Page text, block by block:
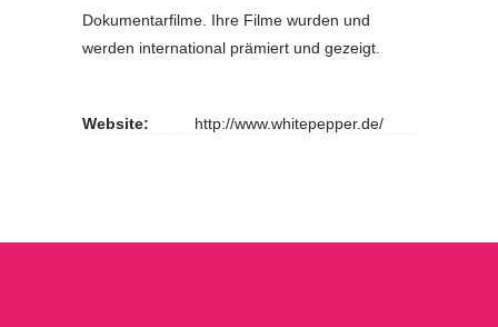
Dokumentarfilme. Ihre Filme wurden und
werden international prämiert und gezeigt.
Website: http://www.whitepepper.de/